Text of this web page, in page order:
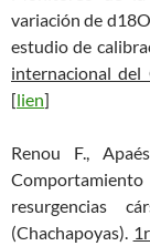
variación de
estudio de
internacional del
[lien]
Renou F.,
resurgencias
(Chachapoyas).